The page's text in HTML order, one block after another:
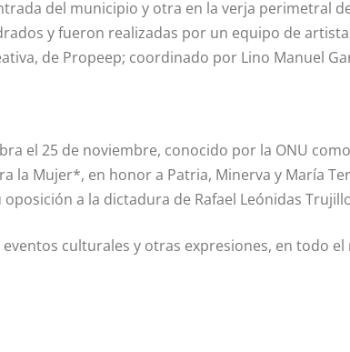
del municipio y otra en la verja perimetral
y fueron realizadas por un equipo de
de Propeep; coordinado por Lino Manuel
el 25 de noviembre, conocido por la ONU
la Mujer*, en honor a Patria, Minerva y María
a la dictadura de Rafael Leónidas
culturales y otras expresiones, en todo el